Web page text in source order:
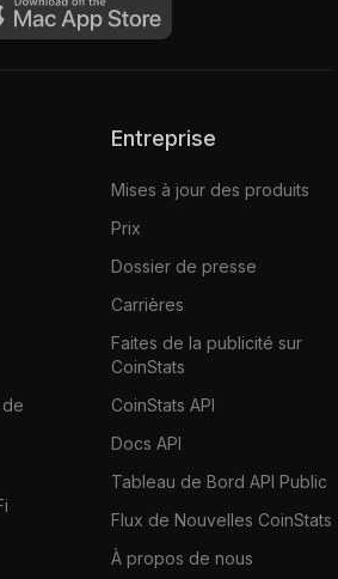
de
Entreprise
Mises à jour des produits
Prix
Dossier de presse
Carrières
Faites de la publicité sur
CoinStats
CoinStats API
Docs API
Tableau de Bord API Public
Flux de Nouvelles CoinStats
À propos de nous